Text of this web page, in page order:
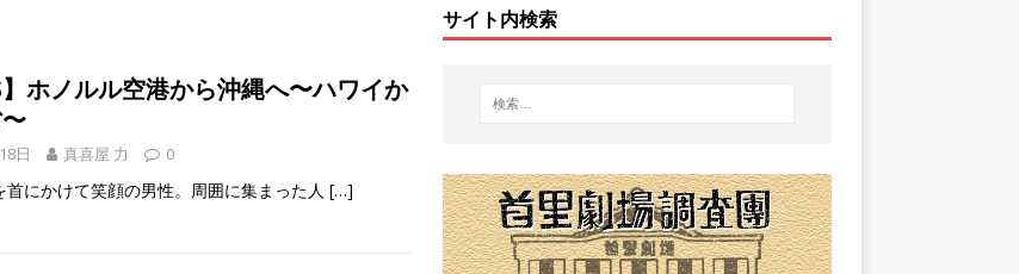
】ホノルル空港から沖縄へ〜ハワイか
日 真喜屋 力 0
首にかけて笑顔の男性。周囲に集まった人 […]
サイト内検索